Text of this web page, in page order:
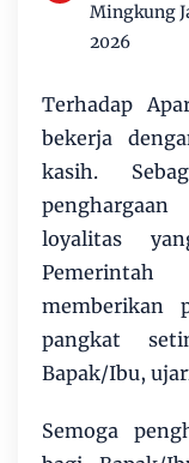
Mingkung
2026
Terhadap
bekerja
kasih.
loyalitas
memberikan
pangkat
Bapak/Ibu,
Semoga